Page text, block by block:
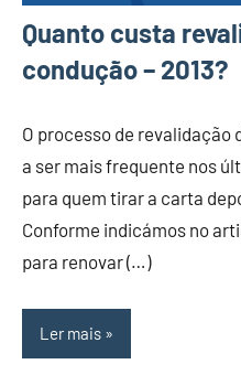
Quanto custa
condução – 2013?
O processo de revalidação
a ser mais frequente nos
para quem tirar a carta
Conforme indicámos no
para renovar (…)
Ler mais